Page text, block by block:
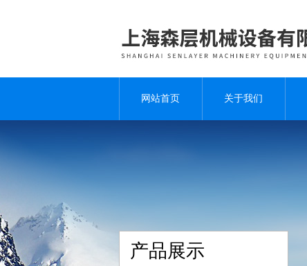
网站首页 关于我们
产品展示